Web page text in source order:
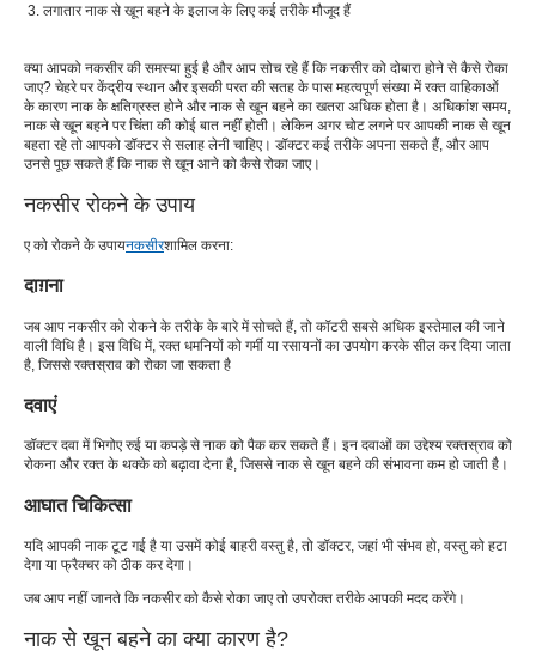
घर पर नाक से खून आना कैसे रोकें?
लगातार नाक से खून बहने के इलाज के लिए कई तरीके मौजूद हैं
क्या आपको नकसीर की समस्या हुई है और आप सोच रहे हैं कि नकसीर को दोबारा होने से कैसे रोका
जाए? चेहरे पर केंद्रीय स्थान और इसकी परत की सतह के पास महत्वपूर्ण संख्या में रक्त वाहिकाओं
के कारण नाक के क्षतिग्रस्त होने और नाक से खून बहने का खतरा अधिक होता है। अधिकांश समय,
नाक से खून बहने पर चिंता की कोई बात नहीं होती। लेकिन अगर चोट लगने पर आपकी नाक से खून
बहता रहे तो आपको डॉक्टर से सलाह लेनी चाहिए। डॉक्टर कई तरीके अपना सकते हैं, और आप
उनसे पूछ सकते हैं कि नाक से खून आने को कैसे रोका जाए।
नकसीर रोकने के उपाय
ए को रोकने के उपायनकसीरशामिल करना:
दाग़ना
जब आप नकसीर को रोकने के तरीके के बारे में सोचते हैं, तो कॉटरी सबसे अधिक इस्तेमाल की जाने
वाली विधि है। इस विधि में, रक्त धमनियों को गर्मी या रसायनों का उपयोग करके सील कर दिया जाता
है, जिससे रक्तस्राव को रोका जा सकता है
दवाएं
डॉक्टर दवा में भिगोए रुई या कपड़े से नाक को पैक कर सकते हैं। इन दवाओं का उद्देश्य रक्तस्राव को
रोकना और रक्त के थक्के को बढ़ावा देना है, जिससे नाक से खून बहने की संभावना कम हो जाती है।
आघात चिकित्सा
यदि आपकी नाक टूट गई है या उसमें कोई बाहरी वस्तु है, तो डॉक्टर, जहां भी संभव हो, वस्तु को हटा
देगा या फ्रैक्चर को ठीक कर देगा।
जब आप नहीं जानते कि नकसीर को कैसे रोका जाए तो उपरोक्त तरीके आपकी मदद करेंगे।
नाक से खून बहने का क्या कारण है?